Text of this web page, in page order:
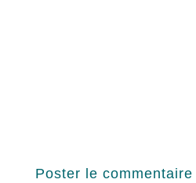
Poster le commentaire